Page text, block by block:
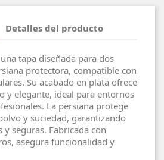
Detalles del producto
tapa diseñada para dos
protectora, compatible con
Su acabado en plata ofrece
y elegante, ideal para entornos
La persiana protege
y suciedad, garantizando
seguras. Fabricada con
asegura funcionalidad y